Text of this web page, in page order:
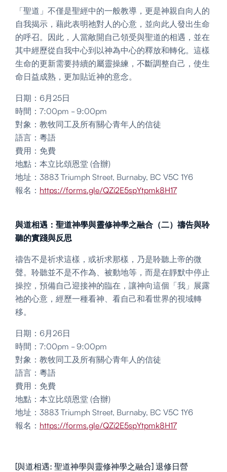
「聖道」不僅是聖經中的一般教導，更是神親自向人的
自我揭示，藉此表明祂對人的心意，並向此人發出生命
的呼召。因此，人當敞開自己領受與聖道的相遇，並在
其中經歷從自我中心到以神為中心的釋放和轉化。這樣
生命的更新需要持續的屬靈操練，不斷調整自己，使生
命日益成熟，更加貼近神的意念。
日期：6月25日
時間：7:00pm - 9:00pm
對象：教牧同工及所有關心青年人的信徒
語言：粵語
費用：免費
地點：本立比頌恩堂 (合辦)
地址：3883 Triumph Street, Burnaby, BC V5C 1Y6
報名： https://forms.gle/QZi2E5spYtpmk8H17
與道相遇：聖道神學與靈修神學之融合（二）禱告與聆
聽的實踐與反思
禱告不是祈求這樣，或祈求那樣，乃是聆聽上帝的微
聲。聆聽並不是不作為、被動地等，而是在靜默中停止
操控，預備自己迎接神的臨在，讓神向這個「我」展露
祂的心意，經歷一種看神、看自己和看世界的視域轉
移。
日期：6月26日
時間：7:00pm - 9:00pm
對象：教牧同工及所有關心青年人的信徒
語言：粵語
費用：免費
地點：本立比頌恩堂 (合辦)
地址：3883 Triumph Street, Burnaby, BC V5C 1Y6
報名： https://forms.gle/QZi2E5spYtpmk8H17
[與道相遇: 聖道神學與靈修神學之融合] 退修日營